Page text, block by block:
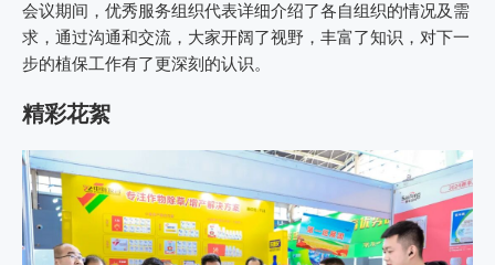
会议期间，优秀服务组织代表详细介绍了各自组织的情况及需
求，通过沟通和交流，大家开阔了视野，丰富了知识，对下一
步的植保工作有了更深刻的认识。
精彩花絮